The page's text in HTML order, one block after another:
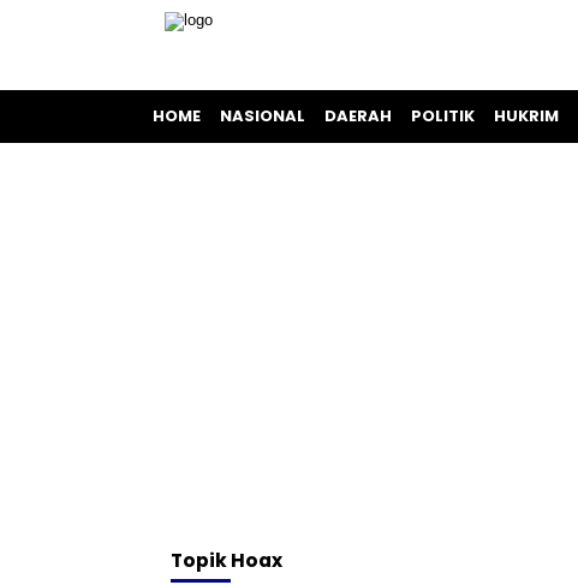
HOME NASIONAL DAERAH POLITIK HUKRIM
TopikHoax